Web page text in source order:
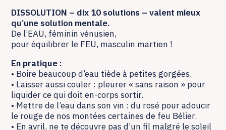
DISSOLUTION – dix 10 solutions – valent mieux
qu’une solution mentale.
De l’EAU, féminin vénusien,
pour équilibrer le FEU, masculin martien !
En pratique :
• Boire beaucoup d’eau tiède à petites gorgées.
• Laisser aussi couler : pleurer « sans raison » pour
liquider ce qui doit en-corps sortir.
• Mettre de l’eau dans son vin : du rosé pour adoucir
le rouge de nos montées certaines de feu Bélier.
• En avril, ne te découvre pas d’un fil malgré le soleil